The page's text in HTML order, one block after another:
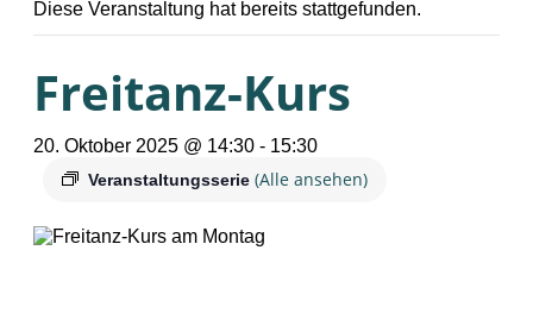
Diese Veranstaltung hat bereits stattgefunden.
Freitanz-Kurs
20. Oktober 2025 @ 14:30 - 15:30
Veranstaltungsserie (Alle ansehen)